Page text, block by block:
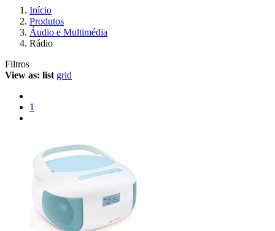
Início
Produtos
Áudio e Multimédia
Rádio
Filtros
View as: list grid
1